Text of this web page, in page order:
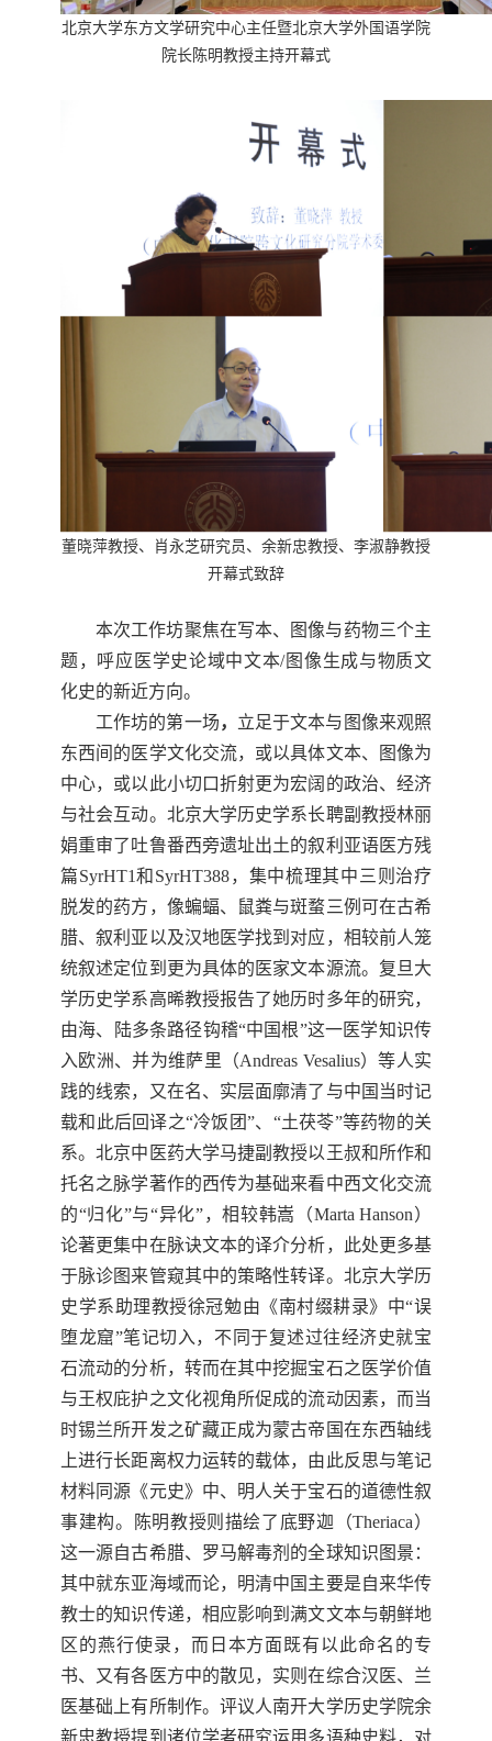
北京大学东方文学研究中心主任暨北京大学外国语学院
院长陈明教授主持开幕式
董晓萍教授、肖永芝研究员、余新忠教授、李淑静教授
开幕式致辞
本次工作坊聚焦在写本、图像与药物三个主
题，呼应医学史论域中文本/图像生成与物质文
化史的新近方向。
工作坊的第一场， 立足于文本与图像来观照
东西间的医学文化交流，或以具体文本、图像为
中心，或以此小切口折射更为宏阔的政治、经济
与社会互动。北京大学历史学系长聘副教授林丽
娟重审了吐鲁番西旁遗址出土的叙利亚语医方残
篇SyrHT1和 SyrHT388，集中梳理其中三则治疗
脱发的药方，像蝙蝠、鼠粪与斑蝥三例可在古希
腊、叙利亚以及汉地医学找到对应，相较前人笼
统叙述定位到更为具体的医家文本源流。复旦大
学历史学系高晞教授报告了她历时多年的研究，
由海、陆多条路径钩稽“中国根”这一医学知识传
入欧洲、并为维萨里（Andreas Vesalius）等人实
践的线索，又在名、实层面廓清了与中国当时记
载和此后回译之“冷饭团”、 “土茯苓”等药物的关
系。北京中医药大学马捷副教授以王叔和所作和
托名之脉学著作的西传为基础来看中西文化交流
的“归化”与“异化”，相较韩嵩（Marta Hanson）
论著更集中在脉诀文本的译介分析，此处更多基
于脉诊图来管窥其中的策略性转译。北京大学历
史学系助理教授徐冠勉由《南村缀耕录》中“误
堕龙窟”笔记切入，不同于复述过往经济史就宝
石流动的分析，转而在其中挖掘宝石之医学价值
与王权庇护之文化视角所促成的流动因素，而当
时锡兰所开发之矿藏正成为蒙古帝国在东西轴线
上进行长距离权力运转的载体，由此反思与笔记
材料同源《元史》中、明人关于宝石的道德性叙
事建构。陈明教授则描绘了底野迦（Theriaca）
这一源自古希腊、罗马解毒剂的全球知识图景：
其中就东亚海域而论，明清中国主要是自来华传
教士的知识传递，相应影响到满文文本与朝鲜地
区的燕行使录，而日本方面既有以此命名的专
书、又有各医方中的散见，实则在综合汉医、兰
医基础上有所制作。评议人南开大学历史学院余
新忠教授提到诸位学者研究运用多语种史料，对